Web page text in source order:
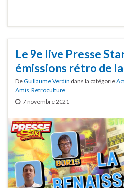
Le 9e live Presse
émissions rétro de
DeGuillaume Verdin dans la catégorie
Amis, Retroculture
7 novembre 2021